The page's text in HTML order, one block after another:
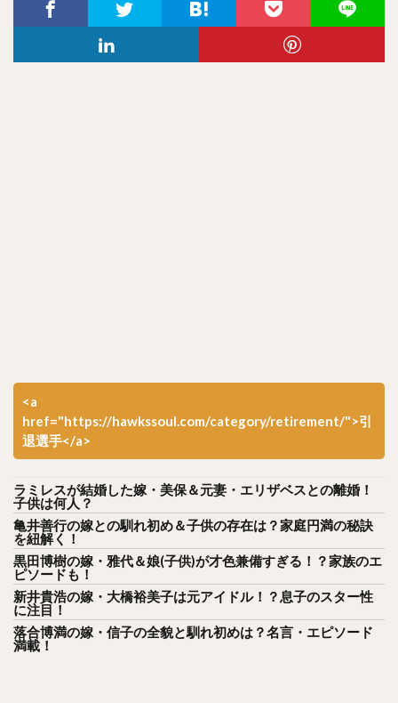
<a
href="https://hawkssoul.com/category/retirement/">引
退選手</a>
ラミレスが結婚した嫁・美保＆元妻・エリザベスとの離婚！
子供は何人？
亀井善行の嫁との馴れ初め＆子供の存在は？家庭円満の秘訣
を紐解く！
黒田博樹の嫁・雅代＆娘(子供)が才色兼備すぎる！？家族のエ
ピソードも！
新井貴浩の嫁・大橋裕美子は元アイドル！？息子のスター性
に注目！
落合博満の嫁・信子の全貌と馴れ初めは？名言・エピソード
満載！